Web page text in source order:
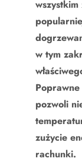
wszystkim
w tym
pozwoli
zużycie
rachunki.